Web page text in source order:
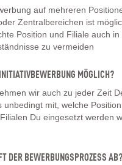
auf mehreren
Zentralbereichen ist
Position und Filiale auch
zu vermeiden
MÖGLICH?
wir auch zu jeder Zeit
unbedingt mit, welche
Du eingesetzt werden
DER BEWERBUNGSPROZESS AB?